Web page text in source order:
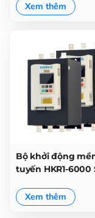
Xem thêm
Bộ khởi động
tuyến HKR1-6000
Xem thêm